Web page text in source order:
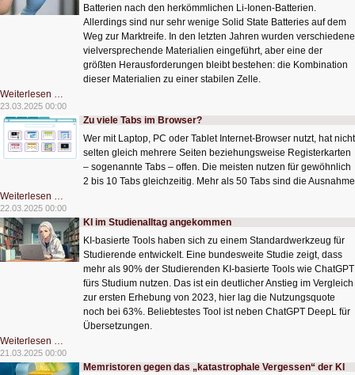
Batterien nach den herkömmlichen Li-Ionen-Batterien.
Allerdings sind nur sehr wenige Solid State Batteries auf dem
Weg zur Marktreife. In den letzten Jahren wurden verschiedene
vielversprechende Materialien eingeführt, aber eine der
größten Herausforderungen bleibt bestehen: die Kombination
dieser Materialien zu einer stabilen Zelle.
Weiterlesen …
»funky«
Seite
der
Festkörperbatterien
23.03.2025 00:00
Zu viele Tabs im Browser?
Wer mit Laptop, PC oder Tablet Internet-Browser nutzt, hat nicht
selten gleich mehrere Seiten beziehungsweise Registerkarten
– sogenannte Tabs – offen. Die meisten nutzen für gewöhnlich
2 bis 10 Tabs gleichzeitig. Mehr als 50 Tabs sind die Ausnahme
Weiterlesen …
viele
Tabs
im
Browser?
22.03.2025 00:00
KI im Studienalltag angekommen
KI-basierte Tools haben sich zu einem Standardwerkzeug für
Studierende entwickelt. Eine bundesweite Studie zeigt, dass
mehr als 90% der Studierenden KI-basierte Tools wie ChatGPT
fürs Studium nutzen. Das ist ein deutlicher Anstieg im Vergleich
zur ersten Erhebung von 2023, hier lag die Nutzungsquote
noch bei 63%. Beliebtestes Tool ist neben ChatGPT DeepL für
Übersetzungen.
Weiterlesen …
im
Studienalltag
angekommen
21.03.2025 00:00
Memristoren gegen das „katastrophale Vergessen“ der KI